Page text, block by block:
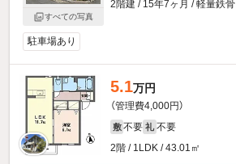
すべての写真
2階建 / 15年7ヶ月 / 軽量鉄骨
駐車場あり
5.1万円
（管理費4,000円）
敷 不要 礼 不要
2階 / 1LDK / 43.01㎡